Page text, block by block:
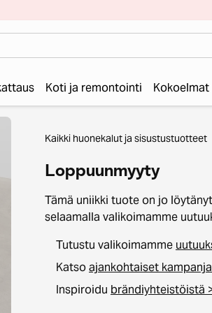
Koti ja remontointi Kokoelmat
Kaikki huonekalut ja sisustustuotteet
Loppuunmyyty
Tämä uniikki tuote on jo
selaamalla valikoimamme
Tutustu valikoimamme
Katsoajankohtaiset
Inspiroidu brändiyhteistöistä